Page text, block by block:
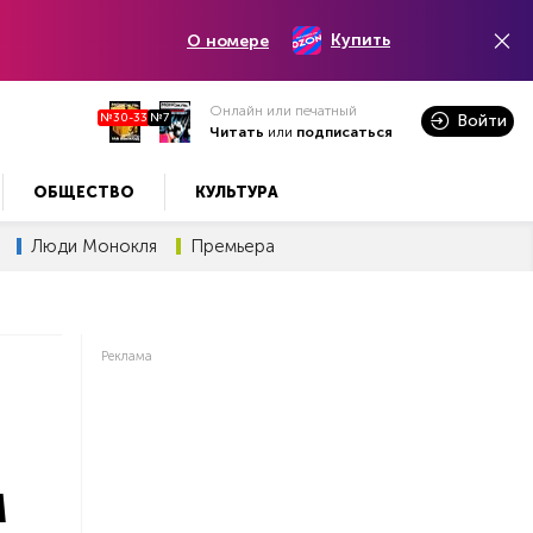
О номере Купить
№30-33 №7
Онлайн или печатный
Читать или подписаться
Войти
ОБЩЕСТВО КУЛЬТУРА
Люди Монокля Премьера
Реклама